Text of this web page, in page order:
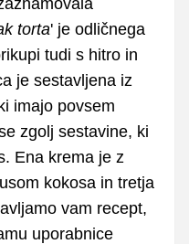
torta' je odličnega
tudi s hitro in
je sestavljena iz
imajo povsem
zgolj sestavine, ki
Ena krema je z
kokosa in tretja
vam recept,
uporabnice